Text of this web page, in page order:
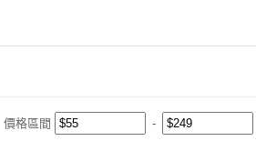
價格區間